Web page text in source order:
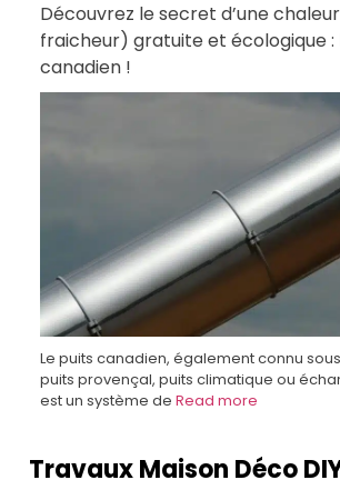
Découvrez le secret d’une
fraicheur) gratuite et écologique :
canadien !
Le puits canadien, également connu
puits provençal, puits climatique ou
est un système de Read more
Travaux Maison Déco